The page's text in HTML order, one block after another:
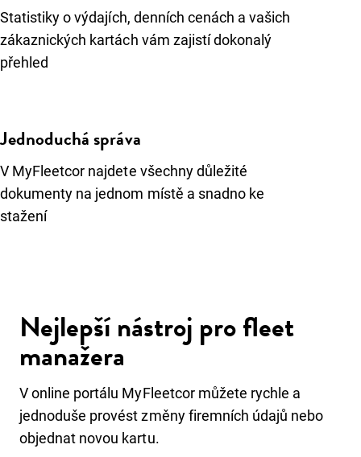
Statistiky o výdajích, denních cenách a vašich
zákaznických kartách vám zajistí dokonalý
přehled
Jednoduchá správa
V MyFleetcor najdete všechny důležité
dokumenty na jednom místě a snadno ke
stažení
Nejlepší nástroj pro fleet
manažera
V online portálu MyFleetcor můžete rychle a
jednoduše provést změny firemních údajů nebo
objednat novou kartu.